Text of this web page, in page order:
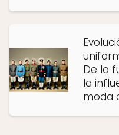
De la
la
moda